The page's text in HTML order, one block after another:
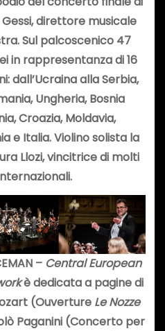
direttore musicale
Sul palcoscenico 47
in rappresentanza di 16
dall’Ucraina alla Serbia,
Ungheria, Bosnia
Croazia, Moldavia,
e Italia. Violino solista la
Llozi, vincitrice di molti
– Central European
è dedicata a pagine di
(Ouverture Le Nozze
Paganini (Concerto per